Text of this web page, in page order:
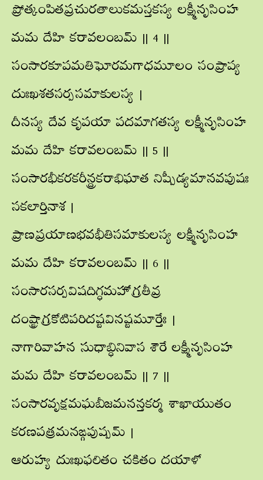
ప్రోత్కంపితప్రచురతాలుకమస్తకస్య లక్ష్మీనృసింహ
మమ దేహి కరావలంబమ్ || 4 ||
సంసారకూపమతిఘోరమగాధమూలం సంప్రాప్య
దుఃఖశతసర్పసమాకులస్య |
దీనస్య దేవ కృపయా పదమాగతస్య లక్ష్మీనృసింహ
మమ దేహి కరావలంబమ్ || 5 ||
సంసారభీకరకరీన్ద్రకరాభిఘాత నిష్పీడ్యమానవపుషః
సకలార్తినాశ |
ప్రాణప్రయాణభవభీతిసమాకులస్య లక్ష్మీనృసింహ
మమ దేహి కరావలంబమ్ || 6 ||
సంసారసర్పవిషదిగ్ధమహోగ్రతీవ్ర
దంష్ట్రాగ్రకోటిపరిదష్టవినష్టమూర్తేః |
నాగారివాహన సుధాబ్ధినివాస శౌరే లక్ష్మీనృసింహ
మమ దేహి కరావలంబమ్ || 7 ||
సంసారవృక్షమఘబీజమనన్తకర్మ శాఖాయుతం
కరణపత్రమనఙ్గపుష్పమ్ |
ఆరుహ్య దుఃఖఫలితం చకితం దయాళో